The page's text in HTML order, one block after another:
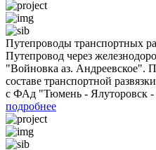
Путепроводы транспортных
Путепровод через
"Войновка аз. Андреевское".
составе транспортной
с ФАд "Тюмень - Ялуторовск
подробнее